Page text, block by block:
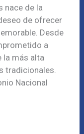
nace de la
de ofrecer
Desde
a
la más alta
tradicionales.
Nacional